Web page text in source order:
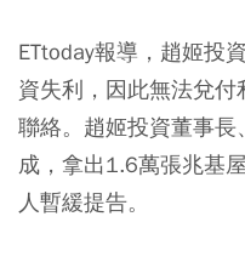
ETtoday報導，趙姬投
資失利，因此無法兌
聯絡。趙姬投資董事
成，拿出1.6萬張兆基
人暫緩提告。